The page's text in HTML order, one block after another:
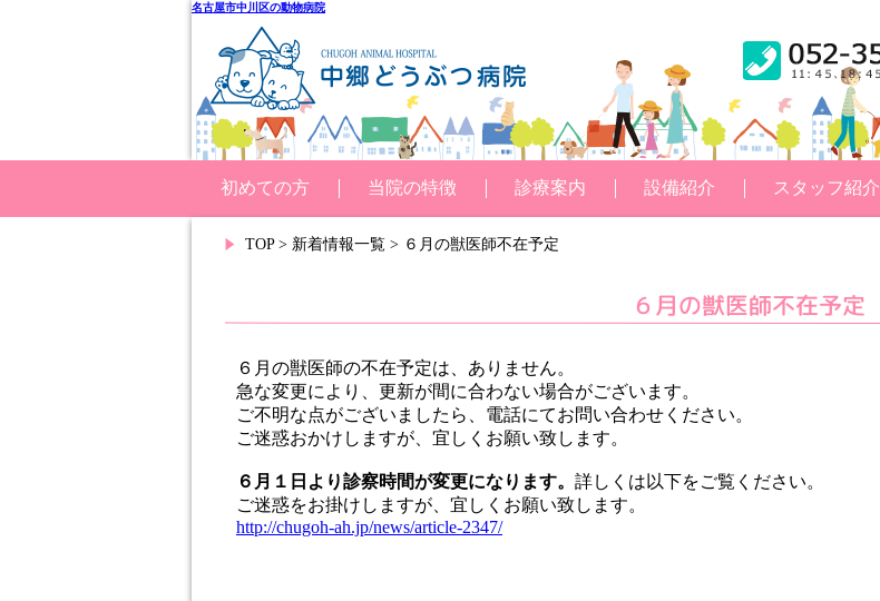
名古屋市中川区の動物病院
初めての方 当院の特徴 診療案内 設備紹介 スタッフ紹介
TOP> 新着情報一覧 > ６月の獣医師不在予定
６月の獣医師不在予定
６月の獣医師の不在予定は、ありません。
急な変更により、更新が間に合わない場合がございます。
ご不明な点がございましたら、電話にてお問い合わせください。
ご迷惑おかけしますが、宜しくお願い致します。
６月１日より診察時間が変更になります。 詳しくは以下をご覧ください。
ご迷惑をお掛けしますが、宜しくお願い致します。
http://chugoh-ah.jp/news/article-2347/